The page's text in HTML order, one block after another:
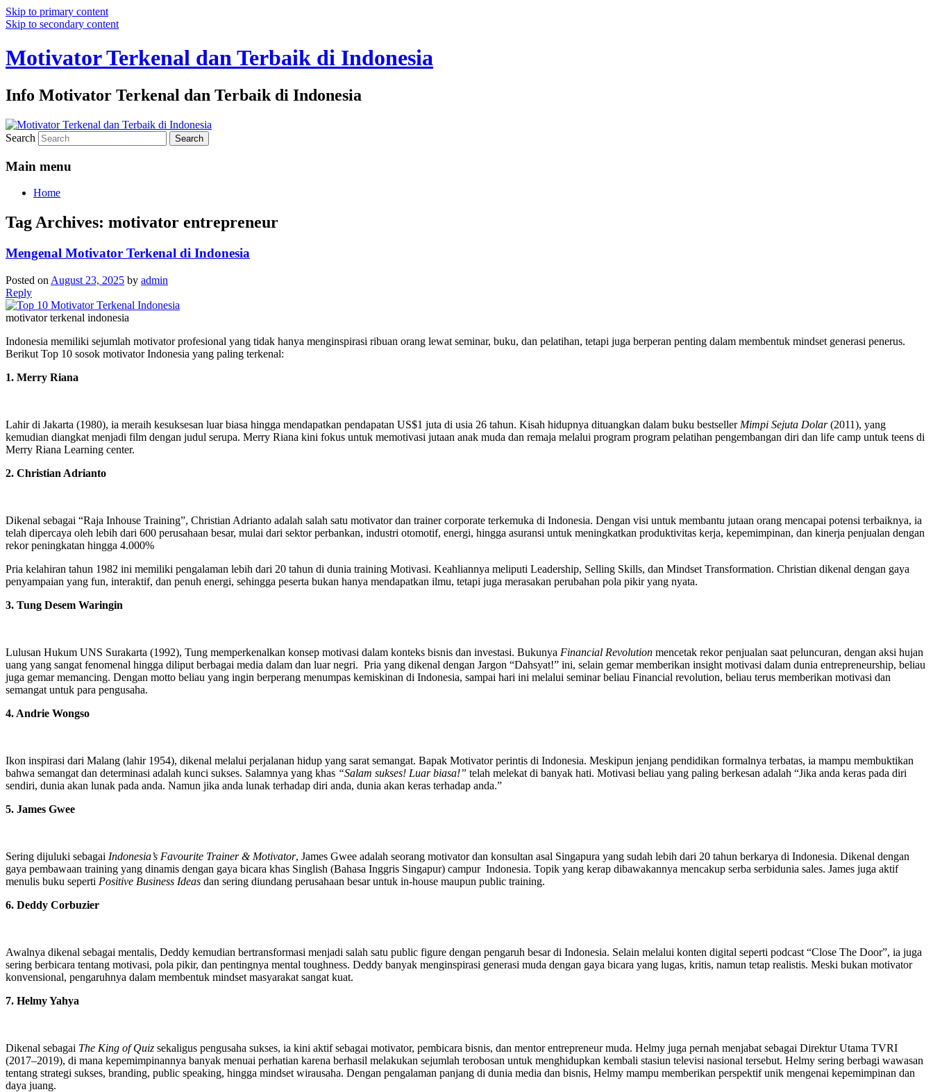
Skip to primary content
Skip to secondary content
Motivator Terkenal dan Terbaik di Indonesia
Info Motivator Terkenal dan Terbaik di Indonesia
Search
Main menu
Home
Tag Archives: motivator entrepreneur
Mengenal Motivator Terkenal di Indonesia
Posted on August 23, 2025 by admin
Reply
motivator terkenal indonesia
Indonesia memiliki sejumlah motivator profesional yang tidak hanya menginspirasi ribuan orang lewat seminar, buku, dan pelatihan, tetapi juga berperan penting dalam membentuk mindset generasi penerus.
Berikut Top 10 sosok motivator Indonesia yang paling terkenal:
1. Merry Riana
Lahir di Jakarta (1980), ia meraih kesuksesan luar biasa hingga mendapatkan pendapatan US$1 juta di usia 26 tahun. Kisah hidupnya dituangkan dalam buku bestseller Mimpi Sejuta Dolar(2011), yang
kemudian diangkat menjadi film dengan judul serupa. Merry Riana kini fokus untuk memotivasi jutaan anak muda dan remaja melalui program program pelatihan pengembangan diri dan life camp untuk teens di
Merry Riana Learning center.
2. Christian Adrianto
Dikenal sebagai “Raja Inhouse Training”, Christian Adrianto adalah salah satu motivator dan trainer corporate terkemuka di Indonesia. Dengan visi untuk membantu jutaan orang mencapai potensi terbaiknya, ia
telah dipercaya oleh lebih dari 600 perusahaan besar, mulai dari sektor perbankan, industri otomotif, energi, hingga asuransi untuk meningkatkan produktivitas kerja, kepemimpinan, dan kinerja penjualan dengan
rekor peningkatan hingga 4.000%
Pria kelahiran tahun 1982 ini memiliki pengalaman lebih dari 20 tahun di dunia training Motivasi. Keahliannya meliputi Leadership, Selling Skills, dan Mindset Transformation. Christian dikenal dengan gaya
penyampaian yang fun, interaktif, dan penuh energi, sehingga peserta bukan hanya mendapatkan ilmu, tetapi juga merasakan perubahan pola pikir yang nyata.
3. Tung Desem Waringin
Lulusan Hukum UNS Surakarta (1992), Tung memperkenalkan konsep motivasi dalam konteks bisnis dan investasi. Bukunya Financial Revolution mencetak rekor penjualan saat peluncuran, dengan aksi hujan
uang yang sangat fenomenal hingga diliput berbagai media dalam dan luar negri. Pria yang dikenal dengan Jargon “Dahsyat!” ini, selain gemar memberikan insight motivasi dalam dunia entrepreneurship, beliau
juga gemar memancing. Dengan motto beliau yang ingin berperang menumpas kemiskinan di Indonesia, sampai hari ini melalui seminar beliau Financial revolution, beliau terus memberikan motivasi dan
semangat untuk para pengusaha.
4. Andrie Wongso
Ikon inspirasi dari Malang (lahir 1954), dikenal melalui perjalanan hidup yang sarat semangat. Bapak Motivator perintis di Indonesia. Meskipun jenjang pendidikan formalnya terbatas, ia mampu membuktikan
bahwa semangat dan determinasi adalah kunci sukses. Salamnya yang khas “Salam sukses! Luar biasa!” telah melekat di banyak hati. Motivasi beliau yang paling berkesan adalah “Jika anda keras pada diri
sendiri, dunia akan lunak pada anda. Namun jika anda lunak terhadap diri anda, dunia akan keras terhadap anda.”
5. James Gwee
Sering dijuluki sebagai Indonesia’s Favourite Trainer & Motivator, James Gwee adalah seorang motivator dan konsultan asal Singapura yang sudah lebih dari 20 tahun berkarya di Indonesia. Dikenal dengan
gaya pembawaan training yang dinamis dengan gaya bicara khas Singlish (Bahasa Inggris Singapur) campur Indonesia. Topik yang kerap dibawakannya mencakup serba serbidunia sales. James juga aktif
menulis buku seperti Positive Business Ideas dan sering diundang perusahaan besar untuk in-house maupun public training.
6. Deddy Corbuzier
Awalnya dikenal sebagai mentalis, Deddy kemudian bertransformasi menjadi salah satu public figure dengan pengaruh besar di Indonesia. Selain melalui konten digital seperti podcast “Close The Door”, ia juga
sering berbicara tentang motivasi, pola pikir, dan pentingnya mental toughness. Deddy banyak menginspirasi generasi muda dengan gaya bicara yang lugas, kritis, namun tetap realistis. Meski bukan motivator
konvensional, pengaruhnya dalam membentuk mindset masyarakat sangat kuat.
7. Helmy Yahya
Dikenal sebagai The King of Quiz sekaligus pengusaha sukses, ia kini aktif sebagai motivator, pembicara bisnis, dan mentor entrepreneur muda. Helmy juga pernah menjabat sebagai Direktur Utama TVRI
(2017–2019), di mana kepemimpinannya banyak menuai perhatian karena berhasil melakukan sejumlah terobosan untuk menghidupkan kembali stasiun televisi nasional tersebut. Helmy sering berbagi wawasan
tentang strategi sukses, branding, public speaking, hingga mindset wirausaha. Dengan pengalaman panjang di dunia media dan bisnis, Helmy mampu memberikan perspektif unik mengenai kepemimpinan dan
daya juang.